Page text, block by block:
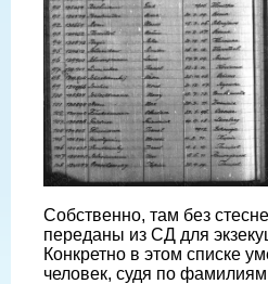
Собственно, там без
переданы из СД для
Конкретно в этом списке
человек, судя по